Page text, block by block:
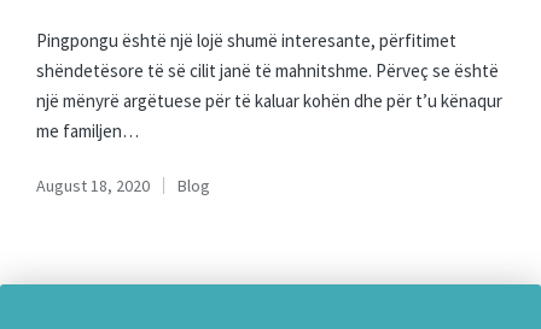
Pingpongu është një lojë shumë interesante, përfitimet
shëndetësore të së cilit janë të mahnitshme. Përveç se është
një mënyrë argëtuese për të kaluar kohën dhe për t’u kënaqur
me familjen…
August 18, 2020
Posted
Blog